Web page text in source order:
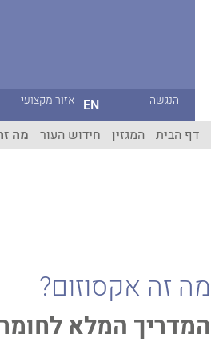
אזור מקצועי הנגשה
הבית המגזין חידוש העור מה זה
זה אקסוזום?
המלא לחומר